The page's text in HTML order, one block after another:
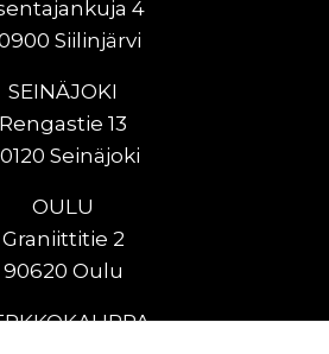
4
Siilinjärvi
SEINÄJOKI
Rengastie 13
Seinäjoki
OULU
Graniittitie 2
90620 Oulu